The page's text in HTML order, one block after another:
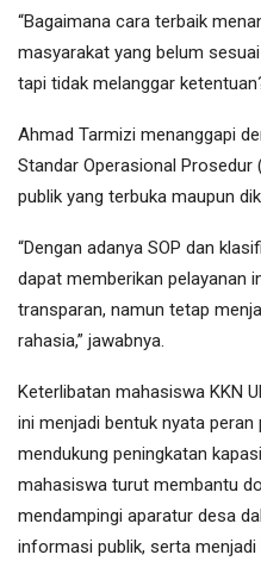
“Bagaimana cara terbaik
masyarakat yang belum
tapi tidak melanggar
Ahmad Tarmizi menanggapi
Standar Operasional
publik yang terbuka maupun
“Dengan adanya SOP dan
dapat memberikan pelayanan
transparan, namun tetap
rahasia,” jawabnya.
Keterlibatan mahasiswa KKN
ini menjadi bentuk nyata peran
mendukung peningkatan
mahasiswa turut membantu
mendampingi aparatur desa
informasi publik, serta menjadi